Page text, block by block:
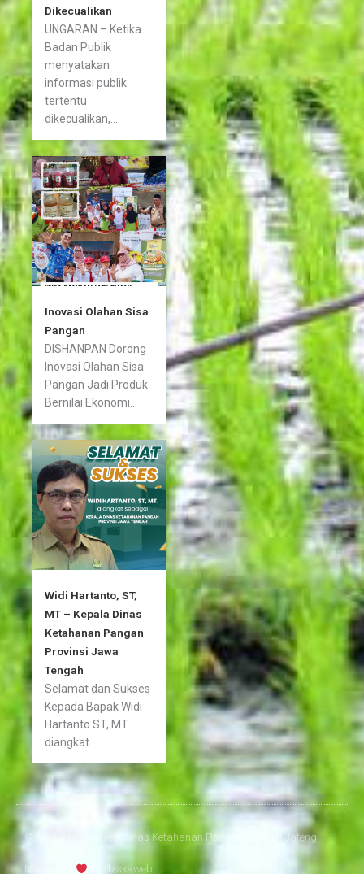
Dikecualikan
UNGARAN – Ketika
Badan Publik
menyatakan
informasi publik
tertentu
dikecualikan,...
Inovasi Olahan Sisa
Pangan
DISHANPAN Dorong
Inovasi Olahan Sisa
Pangan Jadi Produk
Bernilai Ekonomi...
Widi Hartanto, ST,
MT – Kepala Dinas
Ketahanan Pangan
Provinsi Jawa
Tengah
Selamat dan Sukses
Kepada Bapak Widi
Hartanto ST, MT
diangkat...
© All rights reserved Dinas Ketahanan Pangan Provinsi Jateng
Made with dzskaweb